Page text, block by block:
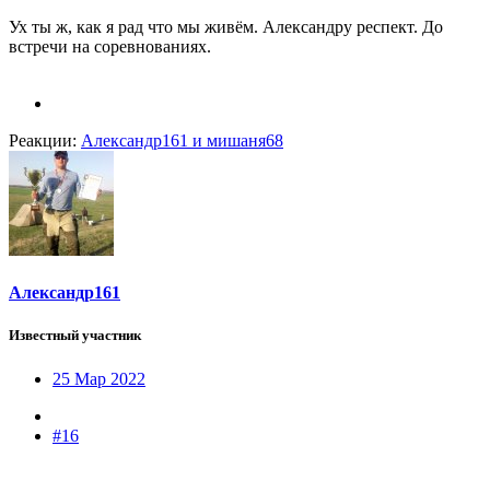
Ух ты ж, как я рад что мы живём. Александру респект. До
встречи на соревнованиях.
Реакции: Александр161 и мишаня68
Александр161
Известный участник
25 Мар 2022
#16